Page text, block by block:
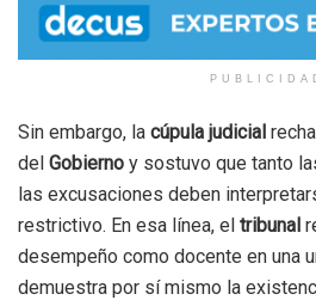
Sin embargo, la cúpula judicial
del Gobierno y sostuvo que tanto
las excusaciones deben
restrictivo. En esa línea, el tribunal
desempeño como docente en una
demuestra por sí mismo la